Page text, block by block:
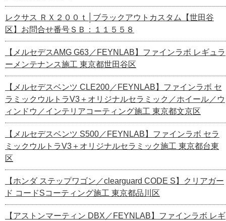
レクサス ＲＸ２００ｔ│ブラックアウトカスタム【世田谷
区】お問合せ番号ＳＢ：１１５５８
【メルセデスAMG G63／FEYNLAB】ファインラボ レギュラ
ーメンテナンス施工 東京都世田谷区
【メルセデスベンツ CLE200／FEYNLAB】ファインラボ セ
ラミックウルトラV3＋オリジナルセラミック／ホイール／ウ
ィンドウ／インテリアコーティング施工 東京都文京区
【メルセデスベンツ S500／FEYNLAB】ファインラボ セラ
ミックウルトラV3＋オリジナルセラミック施工 東京都台東
区
【ホンダ ステップワゴン／clearguard CODE S】クリアガー
ド コードSコーティング施工 東京都品川区
【アストンマーティン DBX／FEYNLAB】ファインラボ レギ